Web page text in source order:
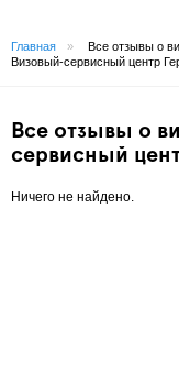
Главная »
Все отзывы о
Визовый-сервисный центр
Все отзывы о
сервисный
Ничего не найдено.